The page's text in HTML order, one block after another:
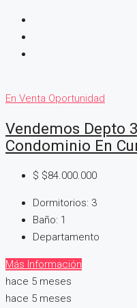
En Venta Oportunidad
Vendemos Depto
Condominio En
$ $84.000.000
Dormitorios: 3
Baño: 1
Departamento
Más Información
hace 5 meses
hace 5 meses